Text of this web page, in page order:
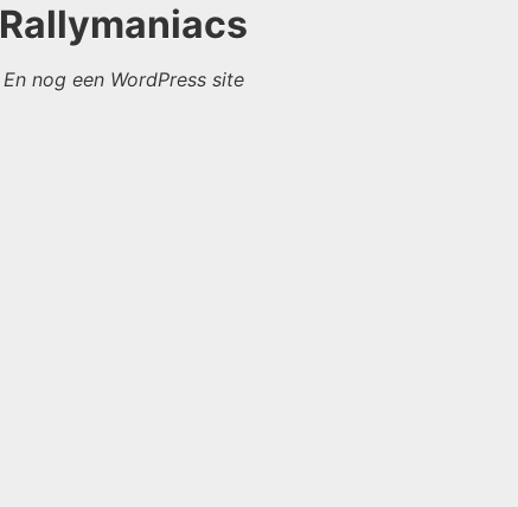
Rallymaniacs
En nog een WordPress site